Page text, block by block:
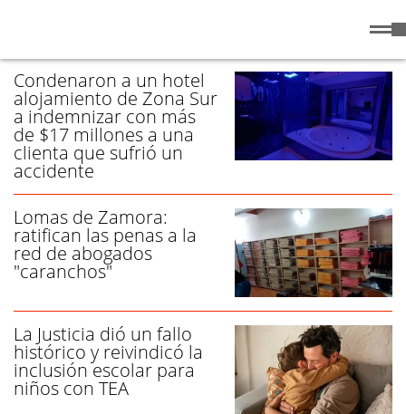
Condenaron a un hotel
alojamiento de Zona Sur
a indemnizar con más
de $17 millones a una
clienta que sufrió un
accidente
Lomas de Zamora:
ratifican las penas a la
red de abogados
"caranchos"
La Justicia dió un fallo
histórico y reivindicó la
inclusión escolar para
niños con TEA